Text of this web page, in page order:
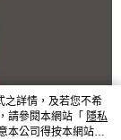
之詳情，及若您不希
請參閱本網站「 隱私
本公司得按本網站使